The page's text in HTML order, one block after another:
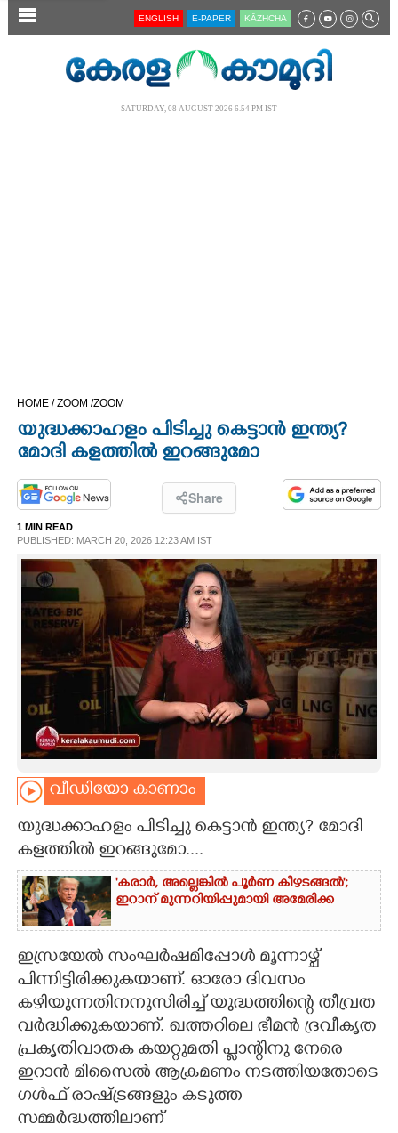
SECTIONS
LIFESTYLE
SPIRITUAL
INFO+
ART
ASTRO
CARTOONS
LITERATURE
ZOOM
CONTACT US
ENGLISH E-PAPER KĀZHCHA
SATURDAY, 08 AUGUST 2026 6.54 PM IST
HOME /ZOOM /ZOOM
യുദ്ധക്കാഹളം പിടിച്ചു കെട്ടാൻ ഇന്ത്യ?
മോദി കളത്തിൽ ഇറങ്ങുമോ
Share
1 MIN READ
PUBLISHED: MARCH 20, 2026 12:23 AM IST
വീഡിയോ കാണാം
യുദ്ധക്കാഹളം പിടിച്ചു കെട്ടാൻ ഇന്ത്യ? മോദി
കളത്തിൽ ഇറങ്ങുമോ....
'കരാർ, അല്ലെങ്കിൽ പൂർണ കീഴടങ്ങൽ';
ഇറാന് മുന്നറിയിപ്പുമായി അമേരിക്ക
ഇസ്രയേൽ സംഘർഷമിപ്പോൾ മൂന്നാഴ്ച്
പിന്നിട്ടിരിക്കുകയാണ്. ഓരോ ദിവസം
കഴിയുന്നതിനനുസിരിച്ച് യുദ്ധത്തിന്റെ തീവ്രത
വർദ്ധിക്കുകയാണ്. ഖത്തറിലെ ഭീമൻ ദ്രവീകൃത
പ്രകൃതിവാതക കയറ്റുമതി പ്ലാന്റിനു നേരെ
ഇറാൻ മിസൈൽ ആക്രമണം നടത്തിയതോടെ
ഗൾഫ് രാഷ്ട്രങ്ങളും കടുത്ത
സമ്മർദ്ധത്തിലാണ്